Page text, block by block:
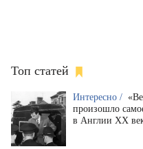
Топ статей
Интересно /
произошло
в Англии XX